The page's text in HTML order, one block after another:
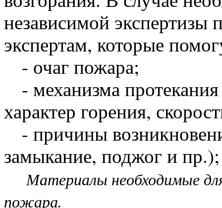
независимой
экспертам, которые
- очаг пожара;
- механизма
характер горения,
- причины
замыкание, поджог и пр.);
Материалы необходимые
пожара.